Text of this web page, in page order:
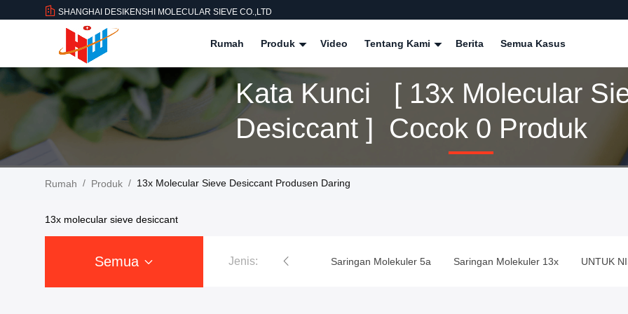
SHANGHAI DESIKENSHI MOLECULAR SIEVE CO.,LTD
Rumah Produk Video Tentang Kami Berita Semua Kasus
Kata Kunci [ 13x Molecular
Desiccant ] Cocok 0 Produk
Rumah / Produk / 13x Molecular Sieve Desiccant Produsen Daring
13x molecular sieve desiccant
Semua Jenis:
Saringan Molekuler 4a Saringan Molekuler 5a Saringan Molekuler 13x UNTUK